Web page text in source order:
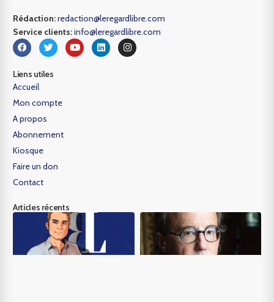
Rédaction:redaction@leregardlibre.com
Service clients:info@leregardlibre.com
Liens utiles
Accueil
Mon compte
A propos
Abonnement
Kiosque
Faire un don
Contact
Articles récents